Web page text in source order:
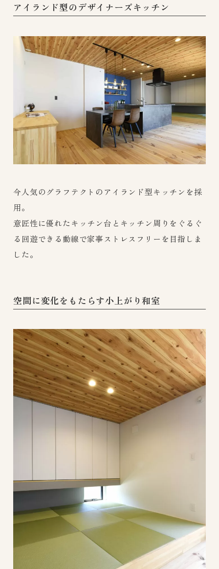
アイランド型のデザイナーズキッチン
今人気のグラフテクトのアイランド型キッチンを採
用。
意匠性に優れたキッチン台とキッチン周りをぐるぐ
る回遊できる動線で家事ストレスフリーを目指しま
した。
空間に変化をもたらす小上がり和室